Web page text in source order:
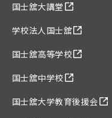
国士舘大講堂
学校法人国士舘
国士舘高等学校
国士舘中学校
国士舘大学教育後援会